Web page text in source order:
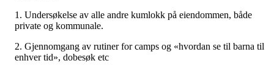
1. Undersøkelse av alle andre kumlokk på eiendommen, både
private og kommunale.
2. Gjennomgang av rutiner for camps og «hvordan se til barna til
enhver tid», dobesøk etc